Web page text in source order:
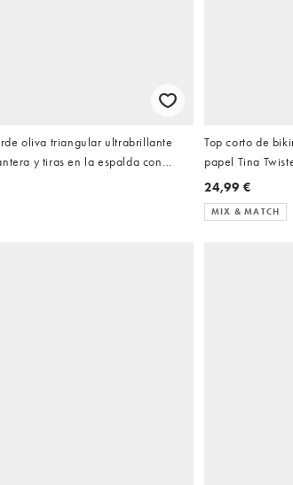
oliva triangular ultrabrillante
y tiras en la espalda con
Keira de ASOS DESIGN
Top corto de
papel Tina
24,99 €
MIX & MATCH